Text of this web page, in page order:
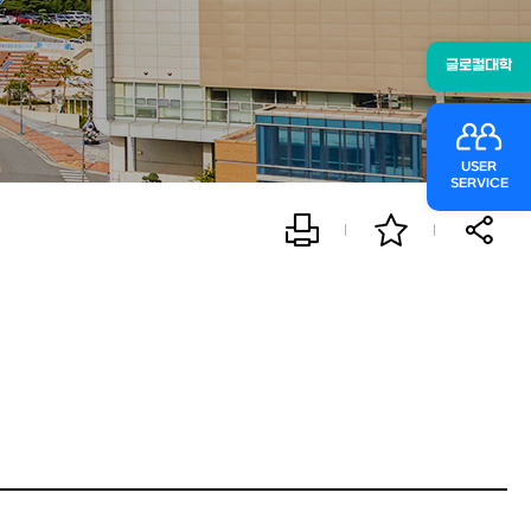
글로컬대학
USER
SERVICE